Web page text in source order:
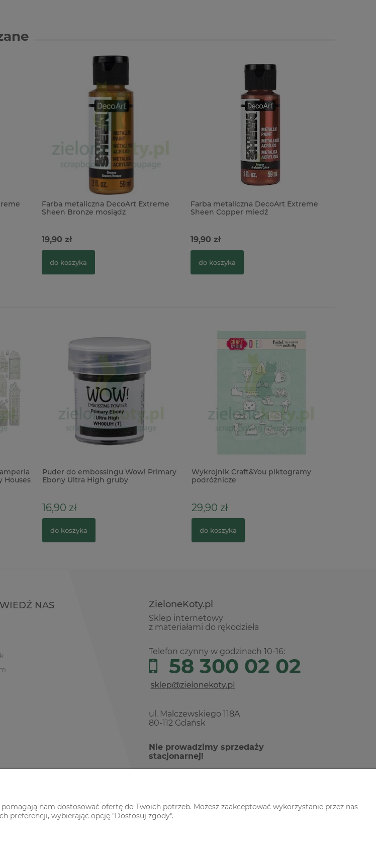
Farba metaliczna DecoArt Extreme
Sheen Bronze mosiądz
19,90 zł
do koszyka
Farba metaliczna DecoArt Extreme
Sheen Copper miedź
19,90 zł
do koszyka
Houses
Puder do embossingu Wow! Primary
Ebony Ultra High gruby
16,90 zł
do koszyka
Wykrojnik Craft&You piktogramy
podróżnicze
29,90 zł
do koszyka
ZieloneKoty.pl
Sklep internetowy
z materiałami do rękodzieła
Telefon czynny w godzinach 10-16:
58 300 02 02
ul. Malczewskiego 118A
80-112 Gdańsk
Nie prowadzimy sprzedaży
stacjonarnej!
NAS
nam dostosować ofertę do Twoich potrzeb. Możesz zaakceptować wykorzystanie przez nas
preferencji, wybierając opcję "Dostosuj zgody".